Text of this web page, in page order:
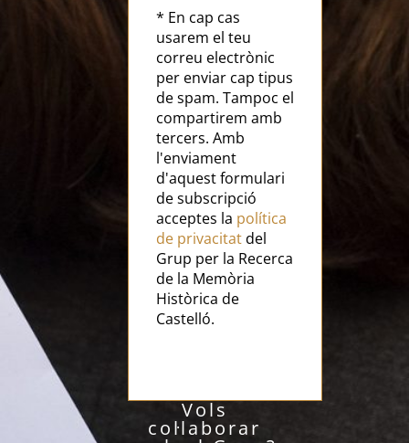
* En cap cas
usarem el teu
correu electrònic
per enviar cap tipus
de spam. Tampoc el
compartirem amb
tercers. Amb
l'enviament
d'aquest formulari
de subscripció
acceptes la política
de privacitatdel
Grup per la Recerca
de la Memòria
Històrica de
Castelló.
Vols
col·laborar